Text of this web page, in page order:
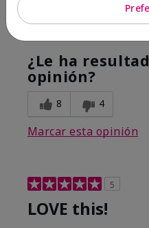
¿Le ha
opinión?
8 4
Marcar esta opinión
5
LOVE this!